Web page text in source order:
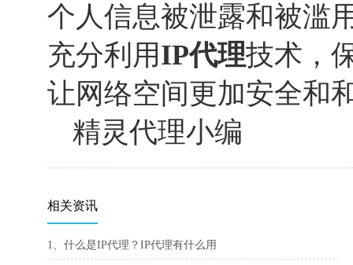
个人信息被泄露和被滥
充分利用IP代理技术，
让网络空间更加安全和
精灵代理小编
相关资讯
1、什么是IP代理？IP代理有什么用